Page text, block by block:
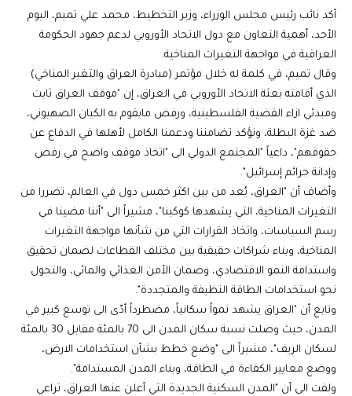
أكد نائب رئيس مجلس الوزراء، وزير التخطيط، محمد علي تميم، اليوم
الأحد، أهمية التعاون مع دول الاتحاد الأوروبي لدعم جهود الحكومة
العراقية في مواجهة التغيرات المناخية.
وقال تميم، في كلمة له خلال مؤتمر (مبادرة العراق والتغير المناخي)
الذي أقامته بعثة الاتحاد الأوروبي في العراق، إن "موقف العراق ثابت
ومبدئي ازاء القضية الفلسطينية، ورفض مايقوم به الكيان الصهيوني،
ضد غزة البطلة، ونؤكد تضامننا ودعمنا الكامل لأهلها في الدفاع عن
حقوقهم"، داعياً "المجتمع الدولي الى "اتخاذ موقف واضح في رفض
وإدانة جرائم إسرائيل".
وأضاف أن "العراق، يُعد من بين اكثر خمس دول في العالم، تضررا من
التغيرات المناخية، التي يشهدها كوكبنا"، مشيراً الى "أننا مضينا في
رسم السياسات، واتخاذ القرارات التي من شأنها مواجهة التغيرات
المناخية، وبناء شراكات حقيقية بين مختلف القطاعات لضمان تحقيق
واستدامة النمو الاقتصادي، وضمان الأمن الغذائي والمائي، والتحول
نحو استخدامات الطاقة النظيفة والمتجددة".
وتابع أن "العراق يشهد نمواً سكانياً، مضطرداً أدّى الى توسع كبير في
المدن، حيث وصلت نسبة سكان المدن الى 70 بالمئة مقابل 30 بالمئة
لسكان الريف"، مشيراً الى "وضع خطط بشأن استخدامات الارض،
ووضع معايير الكفاءة في الطاقة، وبناء المدن المستدامة".
ولفت الى أن "المدن السكنية الجديدة التي أعلن عنها العراق، تراعي